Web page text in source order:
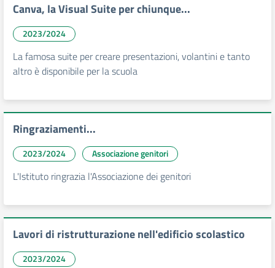
Canva, la Visual Suite per chiunque...
2023/2024
La famosa suite per creare presentazioni, volantini e tanto
altro è disponibile per la scuola
Ringraziamenti...
2023/2024 Associazione genitori
L'Istituto ringrazia l'Associazione dei genitori
Lavori di ristrutturazione nell'edificio scolastico
2023/2024